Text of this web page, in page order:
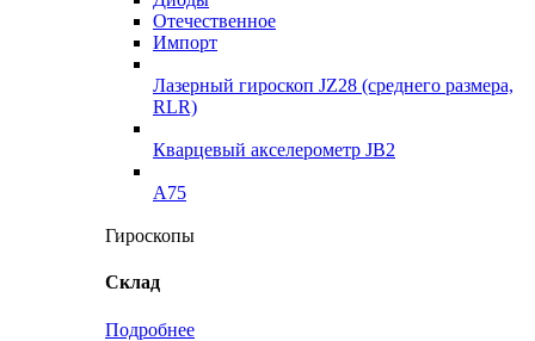
Отечественное
Импорт
Лазерный гироскоп JZ28 (среднего размера,
RLR)
Кварцевый акселерометр JB2
A75
Гироскопы
Склад
Подробнее